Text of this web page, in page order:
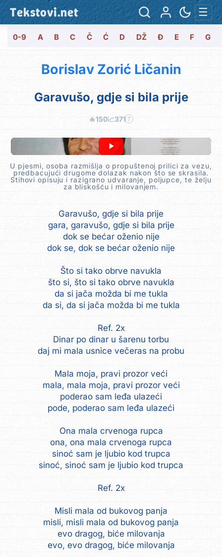
Tekstovi.net ☰
0-9 A B C Č Ć D DŽ Đ E F G
Borislav Zorić Ličanin
Garavušo, gdje si bila prije
🔥150📈371 ?
U pjesmi, osoba razmišlja o propuštenoj prilici za vezu,
predbacujući drugome dolazak nakon što se skrasila.
Stihovi opisuju i razigrano udvaranje, poljupce, te želju
za bliskošću i milovanjem.
Garavušo, gdje si bila prije
gara, garavušo, gdje si bila prije
dok se bećar oženio nije
dok se, dok se bećar oženio nije
Što si tako obrve navukla
što si, što si tako obrve navukla
da si jača možda bi me tukla
da si, da si jača možda bi me tukla
Ref. 2x
Dinar po dinar u šarenu torbu
daj mi mala usnice večeras na probu
Mala moja, pravi prozor veći
mala, mala moja, pravi prozor veći
poderao sam leđa ulazeći
pode, poderao sam leđa ulazeći
Ona mala crvenoga rupca
ona, ona mala crvenoga rupca
sinoć sam je ljubio kod trupca
sinoć, sinoć sam je ljubio kod trupca
Ref. 2x
Misli mala od bukovog panja
misli, misli mala od bukovog panja
evo dragog, biće milovanja
evo, evo dragog, biće milovanja